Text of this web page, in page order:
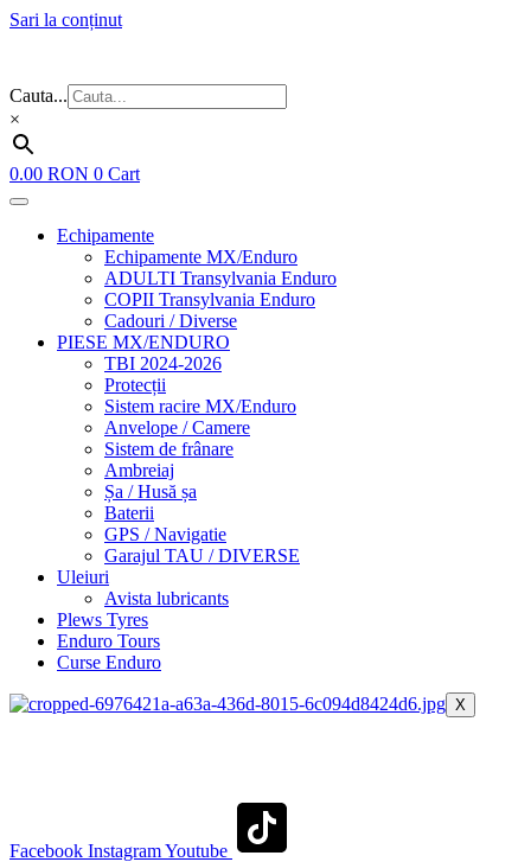
Sari la conținut
Cauta...
×
0.00 RON 0 Cart
Echipamente
Echipamente MX/Enduro
ADULTI Transylvania Enduro
COPII Transylvania Enduro
Cadouri / Diverse
PIESE MX/ENDURO
TBI 2024-2026
Protecții
Sistem racire MX/Enduro
Anvelope / Camere
Sistem de frânare
Ambreiaj
Șa / Husă șa
Baterii
GPS / Navigatie
Garajul TAU / DIVERSE
Uleiuri
Avista lubricants
Plews Tyres
Enduro Tours
Curse Enduro
X
Facebook InstagramYoutube